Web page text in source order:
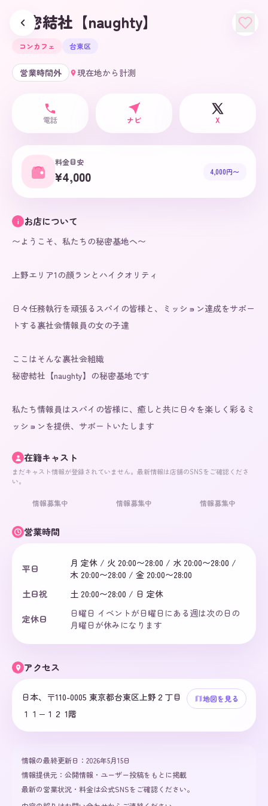
秘密結社【naughty】
コンカフェ 台東区
営業時間外 現在地から計測
電話 ナビ X
料金目安
¥4,000 4,000円〜
i お店について
〜ようこそ、私たちの秘密基地へ〜
上野エリア1の顔ランとハイクオリティ
日々任務執行を頑張るスパイの皆様と、ミッション達成をサポー
トする裏社会情報員の女の子達
ここはそんな裏社会組織
秘密結社【naughty】の秘密基地です
私たち情報員はスパイの皆様に、癒しと共に日々を楽しく彩るミ
ッションを提供、サポートいたします
在籍キャスト
まだキャスト情報が登録されていません。最新情報は店舗のSNSをご確認くださ
い。
情報募集中 情報募集中 情報募集中
営業時間
平日
月 定休 / 火 20:00〜28:00 / 水 20:00〜28:00 /
木 20:00〜28:00 / 金 20:00〜28:00
土日祝
土 20:00〜28:00 / 日 定休
定休日
日曜日 イベントが日曜日にある週は次の日の
月曜日が休みになります
アクセス
日本、〒110-0005 東京都台東区上野２丁目
１１−１２ 1階
地図を見る
情報の最終更新日： 2026年5月15日
情報提供元： 公開情報・ユーザー投稿をもとに掲載
最新の営業状況・料金は公式SNSをご確認ください。